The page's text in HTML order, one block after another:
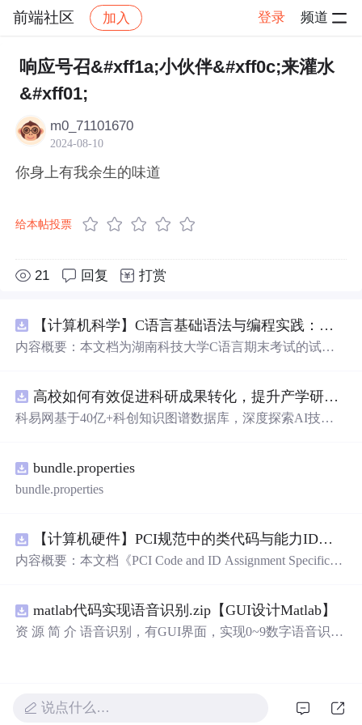
前端社区 加入 登录 频道
社区 前端社区 感慨 帖子详情
响应号召&#xff1a;小伙伴&#xff0c;来灌水
&#xff01;
m0_71101670
2024-08-10
你身上有我余生的味道
给本帖投票
21 回复 打赏
【计算机科学】C语言基础语法与编程实践：湖南科技大学期末考试核心知识点解析
内容概要：本文档为湖南科技大学C语言期末考试的试题
循环）、数组、字符串处理、函数定义与调用、指针初步
等内容。题目形式为单项选择题，每道题后附有正确答
业学习C语言课程的学生，特别是准备期末考试或需要强
化基础知识的初学者。; 使用场景及目标：①用于考前复
习，检验对C语言核心概念的掌握程度；②辅助教师出题
辑分析能力。; 阅读建议：建议结合教材和上机实践进行练
习，重点关注易错题和涉及复杂逻辑控制的题目，理解每
道题背后的程序执行流程，以达到真正掌握语言特性的目
高校如何有效促进科研成果转化，提升产学研合作效率？.docx
科易网基于40亿+科创知识图谱数据库，深度探索AI技术
新领域的AI+数智化解决方案，推动科技创新与产业创新
智能化发展。
bundle.properties
bundle.properties
【计算机硬件】PCI规范中的类代码与能力ID分配：设备功能分类及扩展能力标识系统设计
内容概要：本文档《PCI Code and ID Assignment Specificati
力标识（Extended Capability IDs）的标准编码规范。文档
详细列出了各类设备的功能分类，包括存储控制器、网络
matlab代码实现语音识别.zip【GUI设计Matlab】
资 源 简 介 语音识别，有GUI界面，实现0~9数字语音识别
它在许多领域有广泛的应用，包括语音助手、语音控制和
自动语音识别。语音识别技术的发展使得我们能够通过语
说点什么…